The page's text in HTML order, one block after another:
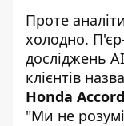
Проте
холодно.
досліджень
клієнтів
Honda
"Ми не